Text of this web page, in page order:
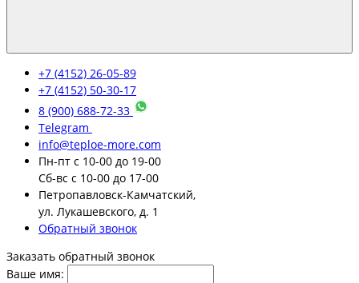
+7 (4152) 26-05-89
+7 (4152) 50-30-17
8 (900) 688-72-33
Telegram
info@teploe-more.com
Пн-пт с 10-00 до 19-00
Сб-вс с 10-00 до 17-00
Петропавловск-Камчатский,
ул. Лукашевского, д. 1
Обратный звонок
Заказать обратный звонок
Ваше имя: